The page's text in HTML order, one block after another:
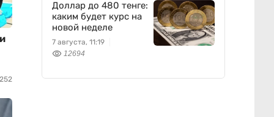
Доллар до 480 тенге:
каким будет курс на
новой неделе
7 августа, 11:19
12694